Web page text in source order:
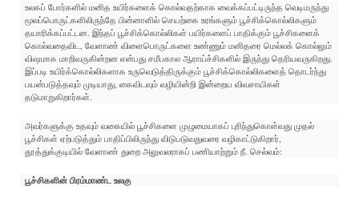
உலகப் போர்களில் மனித உயிர்களைக் கொல்வதற்காக வைக்கப்பட்டிருந்த வெடிமருந்து
மூலப்பொருட்களிலிருந்தே பின்னாளில் செயற்கை உரங்களும் பூச்சிக்கொல்லிகளும்
தயாரிக்கப்பட்டன. இந்தப் பூச்சிக்கொல்லிகள் பயிர்களைப் பாதிக்கும் பூச்சிகளைக்
கொல்வதைவிட, வேளாண் விளைபொருட்களை உண்ணும் மனிதரை மெல்லக் கொல்லும்
விஷமாக மாறிவருகின்றன என்பது சமீபகால ஆராய்ச்சிகளில் இருந்து தெரியவருகிறது.
இப்படி உயிர்க்கொல்லிகளாக உருவெடுத்திருக்கும் பூச்சிக்கொல்லிகளைத் தொடர்ந்து
பயன்படுத்தவும் முடியாது, கைவிடவும் வழியின்றி இன்றைய விவசாயிகள்
தடுமாறுகிறார்கள்.
அவர்களுக்கு உதவும் வகையில் பூச்சிகளை முழுமையாகப் புரிந்துகொள்வது முதல்
பூச்சிகள் ஏற்படுத்தும் பாதிப்பிலிருந்து விடுபடுவதுவரை வழிகாட்டுகிறார்,
தூத்துக்குடியில் வேளாண் துறை அலுவலராகப் பணியாற்றும் நீ. செல்வம்:
பூச்சிகளின் பிரம்மாண்ட உலகு